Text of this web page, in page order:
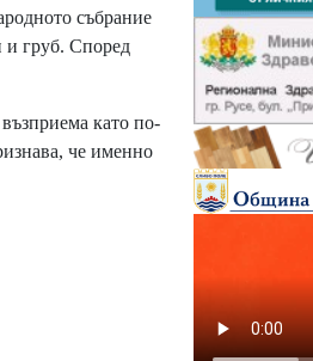
събрание
и груб. Според
като по-
че именно